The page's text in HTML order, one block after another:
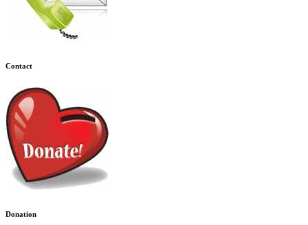
Contact
Donation